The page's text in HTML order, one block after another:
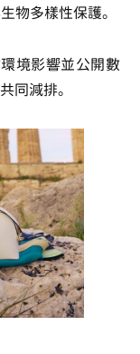
物多樣性保護。
境影響並公開數
同減排。